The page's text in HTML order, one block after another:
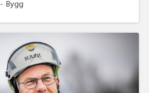
- Bygg